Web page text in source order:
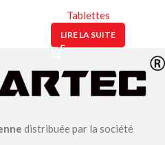
Tablettes
LIRE LA SUITE
distribuée par la société